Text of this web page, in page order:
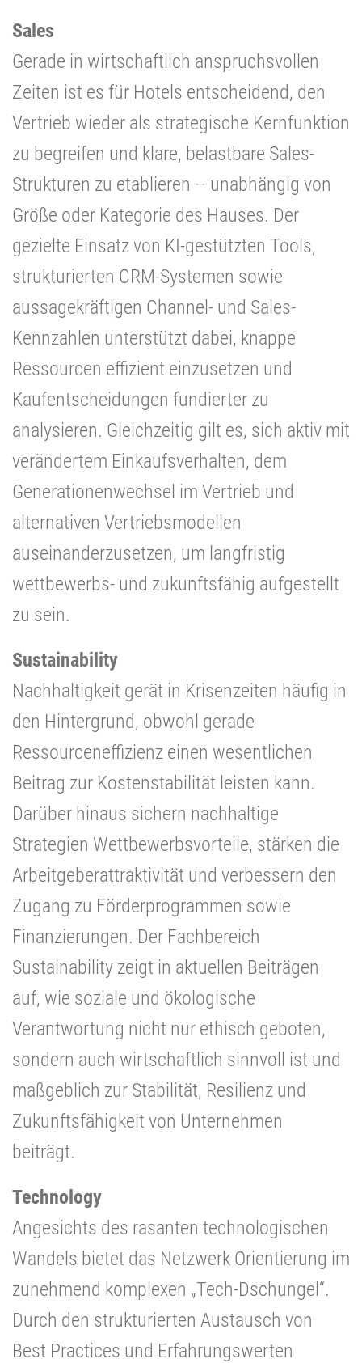
Sales
Gerade in wirtschaftlich anspruchsvollen
Zeiten ist es für Hotels entscheidend, den
Vertrieb wieder als strategische Kernfunktion
zu begreifen und klare, belastbare Sales-
Strukturen zu etablieren – unabhängig von
Größe oder Kategorie des Hauses. Der
gezielte Einsatz von KI-gestützten Tools,
strukturierten CRM-Systemen sowie
aussagekräftigen Channel- und Sales-
Kennzahlen unterstützt dabei, knappe
Ressourcen effizient einzusetzen und
Kaufentscheidungen fundierter zu
analysieren. Gleichzeitig gilt es, sich aktiv mit
verändertem Einkaufsverhalten, dem
Generationenwechsel im Vertrieb und
alternativen Vertriebsmodellen
auseinanderzusetzen, um langfristig
wettbewerbs- und zukunftsfähig aufgestellt
zu sein.
Sustainability
Nachhaltigkeit gerät in Krisenzeiten häufig in
den Hintergrund, obwohl gerade
Ressourceneffizienz einen wesentlichen
Beitrag zur Kostenstabilität leisten kann.
Darüber hinaus sichern nachhaltige
Strategien Wettbewerbsvorteile, stärken die
Arbeitgeberattraktivität und verbessern den
Zugang zu Förderprogrammen sowie
Finanzierungen. Der Fachbereich
Sustainability zeigt in aktuellen Beiträgen
auf, wie soziale und ökologische
Verantwortung nicht nur ethisch geboten,
sondern auch wirtschaftlich sinnvoll ist und
maßgeblich zur Stabilität, Resilienz und
Zukunftsfähigkeit von Unternehmen
beiträgt.
Technology
Angesichts des rasanten technologischen
Wandels bietet das Netzwerk Orientierung im
zunehmend komplexen „Tech-Dschungel“.
Durch den strukturierten Austausch von
Best Practices und Erfahrungswerten